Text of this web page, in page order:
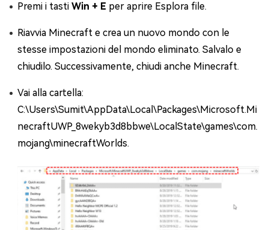
Premi i tasti Win + E per aprire Esplora file.
Riavvia Minecraft e crea un nuovo mondo con le
stesse impostazioni del mondo eliminato. Salvalo e
chiudilo. Successivamente, chiudi anche Minecraft.
Vai alla cartella:
C:\Users\Sumit\AppData\Local\Packages\Microsoft.Mi
necraftUWP_8wekyb3d8bbwe\LocalState\games\com.
mojang\minecraftWorlds.